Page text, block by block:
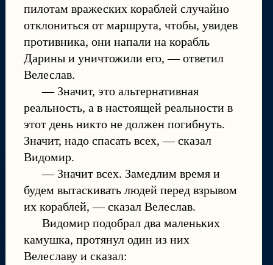
пилотам вражеских кораблей случайно
отклониться от маршрута, чтобы, увидев
противника, они напали на корабль
Дарины и уничтожили его, — ответил
Велеслав.
— Значит, это альтернативная
реальность, а в настоящей реальности в
этот день никто не должен погибнуть.
Значит, надо спасать всех, — сказал
Видомир.
— Значит всех. Замедлим время и
будем вытаскивать людей перед взрывом
их кораблей, — сказал Велеслав.
Видомир подобрал два маленьких
камушка, протянул один из них
Велеславу и сказал: